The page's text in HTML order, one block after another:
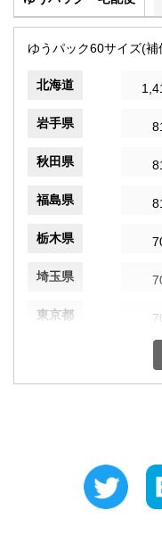
ゆうパック60サイズ(
北海道
岩手県
秋田県
福島県
栃木県
埼玉県
東京都